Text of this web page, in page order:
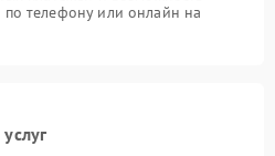
по телефону или онлайн на